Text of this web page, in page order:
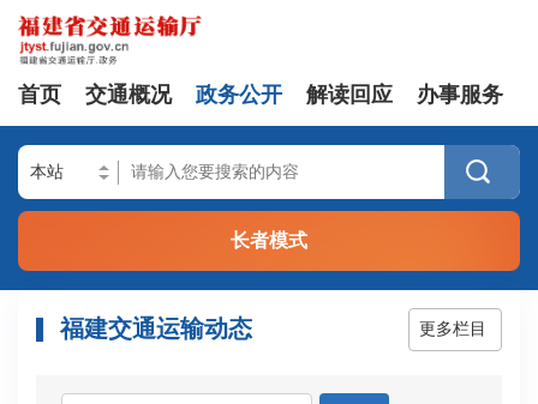
首页 交通概况 政务公开 解读回应 办事服务

长者模式
福建交通运输动态 更多栏目